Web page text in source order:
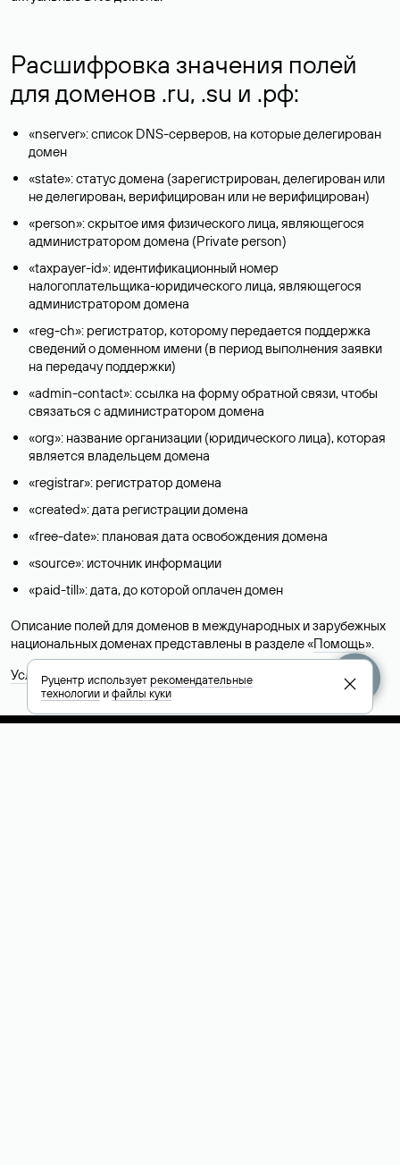
Расшифровка значения полей
для доменов .ru, .su и .рф:
«nserver»: список DNS-серверов, на которые делегирован
домен
«state»: статус домена (зарегистрирован, делегирован или
не делегирован, верифицирован или не верифицирован)
«person»: скрытое имя физического лица, являющегося
администратором домена (Privatе person)
«taxpayer-id»: идентификационный номер
налогоплательщика-юридического лица, являющегося
администратором домена
«reg-ch»: регистратор, которому передается поддержка
сведений о доменном имени (в период выполнения заявки
на передачу поддержки)
«admin-contact»: ссылка на форму обратной связи, чтобы
связаться с администратором домена
«org»: название организации (юридического лица), которая
является владельцем домена
«registrar»: регистратор домена
«created»: дата регистрации домена
«free-date»: плановая дата освобождения домена
«source»: источник информации
«paid-till»: дата, до которой оплачен домен
Описание полей для доменов в международных и зарубежных
национальных доменах представлены в разделе «Помощь».
Условия использования Whois-сервиса
Руцентр используетрекомендательные
технологииифайлы куки